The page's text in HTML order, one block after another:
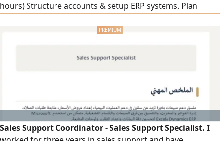
hours) Structure accounts & setup ERP systems. Plan
statements, Zakat, Tax & VAT returns, manage Zakat
Sales Support Coordinator - Sales Support Specialist. I